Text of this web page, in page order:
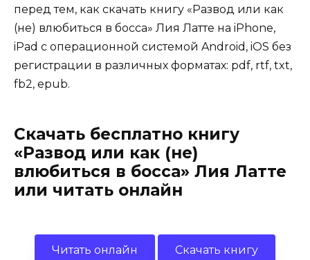
перед тем, как скачать книгу «Развод или как
(не) влюбиться в босса» Лия Латте на iPhone,
iPad с операционной системой Android, iOS без
регистрации в различных форматах: pdf, rtf, txt,
fb2, epub.
Скачать бесплатно книгу
«Развод или как (не)
влюбиться в босса» Лия Латте
или читать онлайн
Читать онлайн Скачать книгу